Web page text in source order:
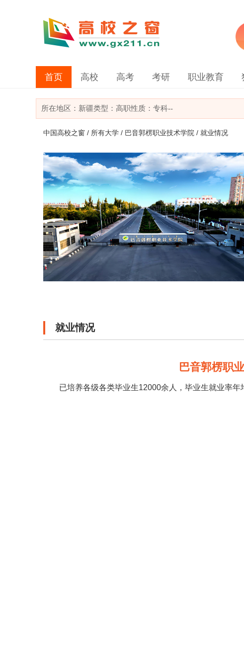
首页 高校 高考 考研 职业教育
所在地区： 新疆类型： 高职性质：专科--
中国高校之窗 / 所有大学 / 巴音郭楞职业技术学院 / 就业情况
就业情况
巴音郭楞职
已培养各级各类毕业生12000余人，毕业生就业率年